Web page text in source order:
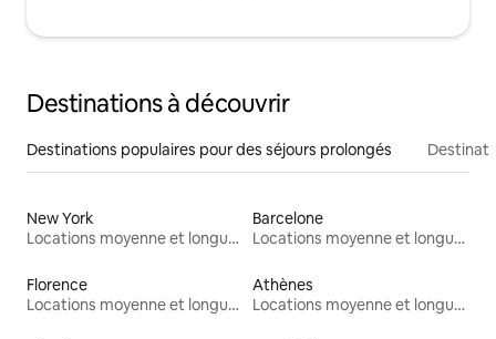
Destinations à découvrir
Destinations populaires pour des séjours prolongés
New York
Locations moyenne et longue durée
Barcelone
Locations moyenne et longue durée
Florence
Locations moyenne et longue durée
Athènes
Locations moyenne et longue durée